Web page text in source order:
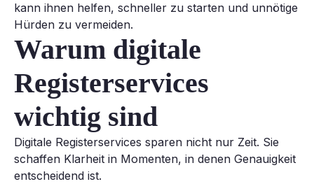
kann ihnen helfen, schneller zu starten und unnötige
Hürden zu vermeiden.
Warum digitale
Registerservices
wichtig sind
Digitale Registerservices sparen nicht nur Zeit. Sie
schaffen Klarheit in Momenten, in denen Genauigkeit
entscheidend ist.